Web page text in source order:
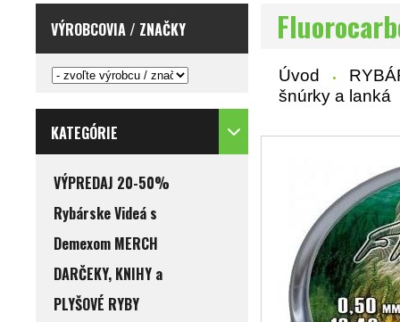
VÝROBCOVIA / ZNAČKY
KATEGÓRIE
VÝPREDAJ 20-50%
Rybárske Videá s
Demexom MERCH
DARČEKY, KNIHY a
PLYŠOVÉ RYBY
Úvod
šnúrky a lanká